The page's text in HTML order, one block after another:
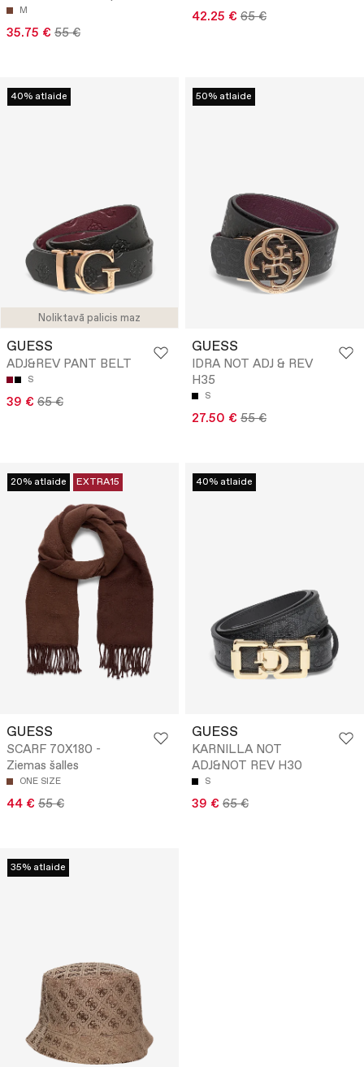
M
35.75 € 55 €
42.25 € 65 €
Noliktavā palicis maz
40% atlaide
GUESS
ADJ&REV PANT BELT
S
39 € 65 €
50% atlaide
GUESS
IDRA NOT ADJ & REV
H35
S
27.50 € 55 €
20% atlaide EXTRA15
GUESS
SCARF 70X180 -
Ziemas šalles
ONE SIZE
44 € 55 €
40% atlaide
GUESS
KARNILLA NOT
ADJ&NOT REV H30
S
39 € 65 €
35% atlaide